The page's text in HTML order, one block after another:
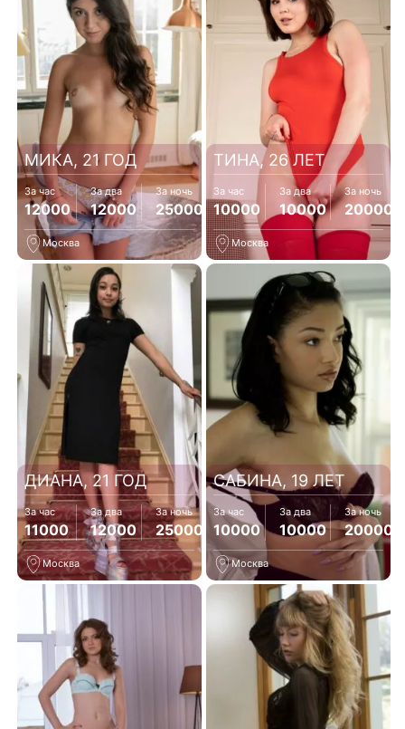
МИКА, 21 ГОД
За час
12000
За два
12000
За ночь
25000
Москва
ТИНА, 26 ЛЕТ
За час
10000
За два
10000
За ночь
20000
Москва
ДИАНА, 21 ГОД
За час
11000
За два
12000
За ночь
25000
Москва
САБИНА, 19 ЛЕТ
За час
10000
За два
10000
За ночь
20000
Москва